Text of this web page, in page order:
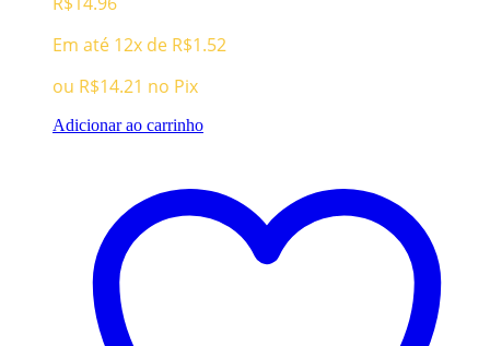
Em até 12x de R$1.52
ou R$14.21 no Pix
Adicionar ao carrinho